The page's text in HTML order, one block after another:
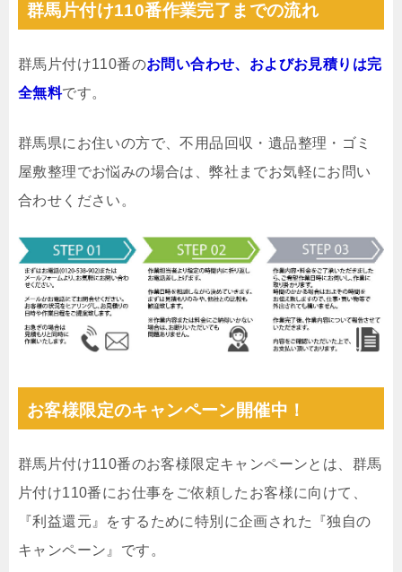
群馬片付け110番作業完了までの流れ
群馬片付け110番のお問い合わせ、およびお見積りは完
全無料です。
群馬県にお住いの方で、不用品回収・遺品整理・ゴミ
屋敷整理でお悩みの場合は、弊社までお気軽にお問い
合わせください。
お客様限定のキャンペーン開催中！
群馬片付け110番のお客様限定キャンペーンとは、群馬
片付け110番にお仕事をご依頼したお客様に向けて、
『利益還元』をするために特別に企画された『独自の
キャンペーン』です。